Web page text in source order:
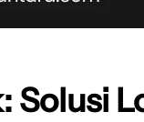
Solusi